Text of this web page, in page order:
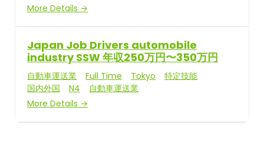
More Details
Japan Job Drivers automobile
industry SSW 年収250万円〜350万円
自動車運送業 Full Time Tokyo
特定技能
国内外国
N4
自動車運送業
More Details